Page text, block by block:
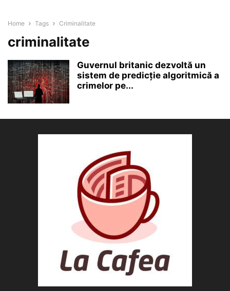
Home Tags Criminalitate
criminalitate
Guvernul britanic dezvoltă un
sistem de predicție algoritmică a
crimelor pe...